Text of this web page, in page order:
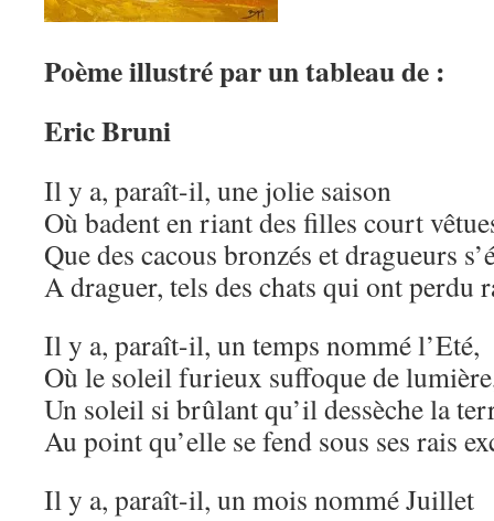
Poème illustré par un tableau de :
Eric Bruni
Il y a, paraît-il, une jolie saison
Où badent en riant des filles court
Que des cacous bronzés et dragueurs
A draguer, tels des chats qui ont perdu
Il y a, paraît-il, un temps nommé l’Eté,
Où le soleil furieux suffoque de
Un soleil si brûlant qu’il dessèche la
Au point qu’elle se fend sous ses rais
Il y a, paraît-il, un mois nommé Juillet